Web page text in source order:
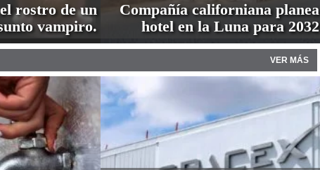
rostro de un
vampiro.
Compañía californiana planea
hotel en la Luna para 2032
VER MÁS